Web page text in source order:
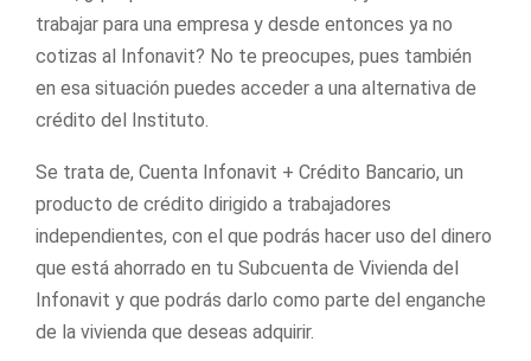
trabajar para una empresa y desde entonces ya no
cotizas al Infonavit? No te preocupes, pues también
en esa situación puedes acceder a una alternativa de
crédito del Instituto.
Se trata de, Cuenta Infonavit + Crédito Bancario, un
producto de crédito dirigido a trabajadores
independientes, con el que podrás hacer uso del dinero
que está ahorrado en tu Subcuenta de Vivienda del
Infonavit y que podrás darlo como parte del enganche
de la vivienda que deseas adquirir.